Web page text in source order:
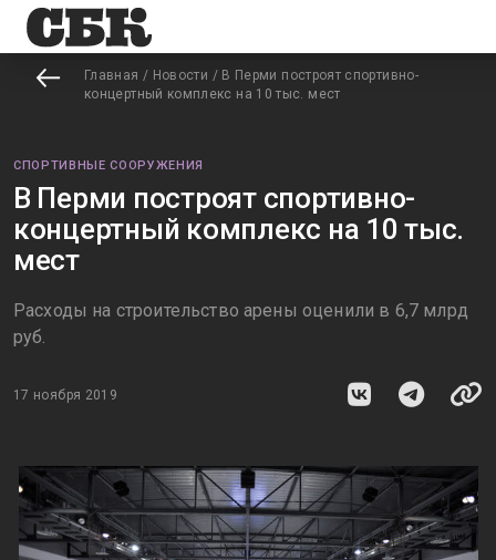
Главная / Новости / В Перми построят спортивно-
концертный комплекс на 10 тыс. мест
СПОРТИВНЫЕ СООРУЖЕНИЯ
В Перми построят спортивно-
концертный комплекс на 10 тыс.
мест
Расходы на строительство арены оценили в 6,7 млрд
руб.
17 ноября 2019